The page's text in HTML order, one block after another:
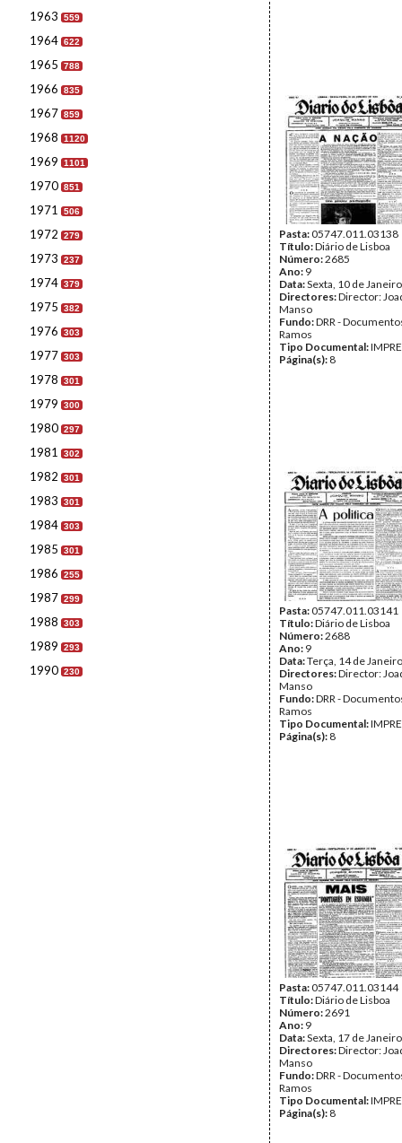
1963 559
1964 622
1965 788
1966 835
1967 859
1968 1120
1969 1101
1970 851
1971 506
1972 279
1973 237
1974 379
1975 382
1976 303
1977 303
1978 301
1979 300
1980 297
1981 302
1982 301
1983 301
1984 303
1985 301
1986 255
1987 299
1988 303
1989 293
1990 230
Pasta:05747.011.03138
Título:Diário de Lisboa
Número:2685
Ano: 9
Data:Sexta, 10 de
Directores:Director:
Manso
Fundo:DRR -
Ramos
Tipo Documental:
Página(s): 8
Pasta:05747.011.03141
Título:Diário de Lisboa
Número:2688
Ano: 9
Data:Terça, 14 de
Directores:Director:
Manso
Fundo:DRR -
Ramos
Tipo Documental:
Página(s): 8
Pasta:05747.011.03144
Título:Diário de Lisboa
Número:2691
Ano: 9
Data:Sexta, 17 de
Directores:Director:
Manso
Fundo:DRR -
Ramos
Tipo Documental:
Página(s): 8